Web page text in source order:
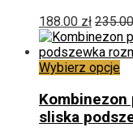
na
188.00 zł
Wybierz opcjeTen
Kombinezon
sliska